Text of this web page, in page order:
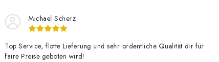
Michael Scherz
Top Service, flotte Lieferung und sehr ordentliche Qualität dir für
faire Preise geboten wird!